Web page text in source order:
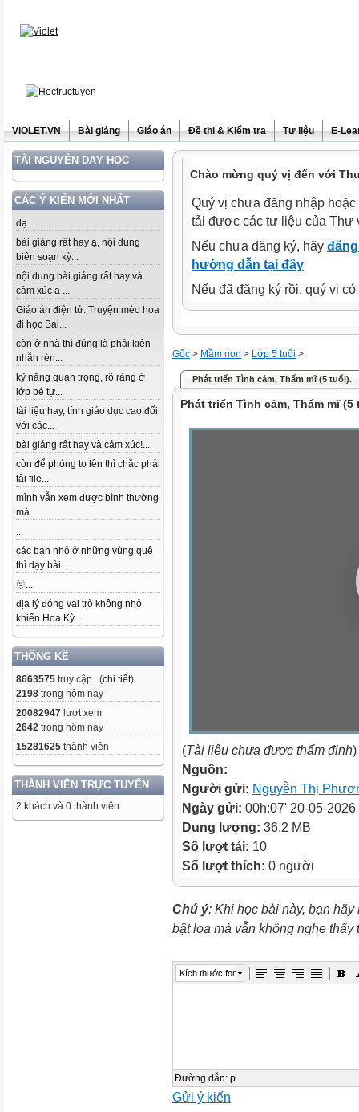
ViOLET.VN Bài giảng Giáo án Đề thi & Kiểm tra Tư liệu E-
TÀI NGUYÊN DẠY HỌC
CÁC Ý KIẾN MỚI NHẤT
dạ...
bài giảng rất hay ạ, nội dung
biên soạn kỳ...
nội dung bài giảng rất hay và
cảm xúc ạ ...
Giáo án điện tử: Truyện mèo hoa
đi học Bài...
còn ở nhà thì đúng là phải kiên
nhẫn rèn...
kỹ năng quan trọng, rõ ràng ở
lớp bé tự...
tài liệu hay, tính giáo dục cao đối
với các...
bài giảng rất hay và cảm xúc!...
còn để phóng to lên thì chắc phải
tải file...
mình vẫn xem được bình thường
mà...
...
các bạn nhỏ ở những vùng quê
thì dạy bài...
🫥...
địa lý đóng vai trò không nhỏ
khiến Hoa Kỳ...
THỐNG KÊ
8663575 truy cập (chi tiết)
2198 trong hôm nay
20082947 lượt xem
2642 trong hôm nay
15281625 thành viên
THÀNH VIÊN TRỰC TUYẾN
2 khách và 0 thành viên
Chào mừng quý vị đến với
Quý vị chưa đăng nhập
tải được các tư liệu của Thư
Nếu chưa đăng ký, hãy
hướng dẫn tại đây
Nếu đã đăng ký rồi, quý vị
Gốc > Mầm non > Lớp 5 tuổi >
Phát triển Tình cảm, Thẩm mĩ (5 tuổi).
Phát triển Tình cảm, Thẩm mĩ (5
(Tài liệu chưa được thẩm định)
Nguồn:
Người gửi: Nguyễn Thị
Ngày gửi: 00h:07' 20-05-2026
Dung lượng: 36.2 MB
Số lượt tải: 10
Số lượt thích: 0 người
Chú ý: Khi học bài này, bạn
bật loa mà vẫn không nghe
Kích thước font
Đường dẫn: p
Gửi ý kiến